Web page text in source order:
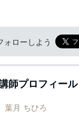
ローしよう
師プロフィール
葉月 ちひろ